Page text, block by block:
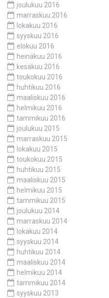
joulukuu 2016
marraskuu 2016
lokakuu 2016
syyskuu 2016
elokuu 2016
heinäkuu 2016
kesäkuu 2016
toukokuu 2016
huhtikuu 2016
maaliskuu 2016
helmikuu 2016
tammikuu 2016
joulukuu 2015
marraskuu 2015
lokakuu 2015
toukokuu 2015
huhtikuu 2015
maaliskuu 2015
helmikuu 2015
tammikuu 2015
joulukuu 2014
marraskuu 2014
lokakuu 2014
syyskuu 2014
huhtikuu 2014
maaliskuu 2014
helmikuu 2014
tammikuu 2014
syyskuu 2013